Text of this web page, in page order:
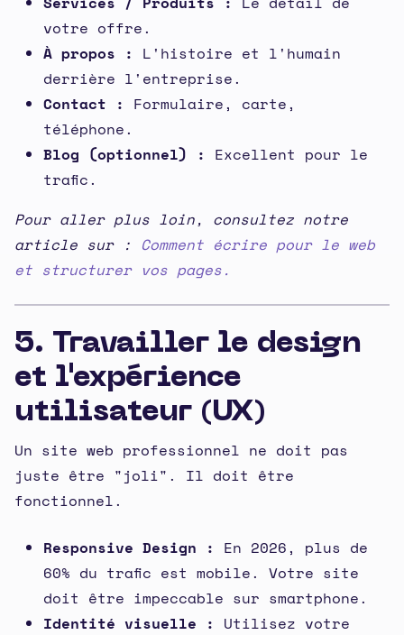
votre offre.
À propos : L'histoire et l'humain
derrière l'entreprise.
Contact : Formulaire, carte,
téléphone.
Blog (optionnel) : Excellent pour le
trafic.
Pour aller plus loin, consultez notre
article sur : Comment écrire pour le web
et structurer vos pages.
5. Travailler le design
et l'expérience
utilisateur (UX)
Un site web professionnel ne doit pas
juste être "joli". Il doit être
fonctionnel.
Responsive Design : En 2026, plus de
60% du trafic est mobile. Votre site
doit être impeccable sur smartphone.
Identité visuelle : Utilisez votre